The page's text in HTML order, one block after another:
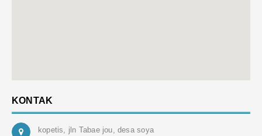
KONTAK
kopetis, jln Tabae jou, desa soya